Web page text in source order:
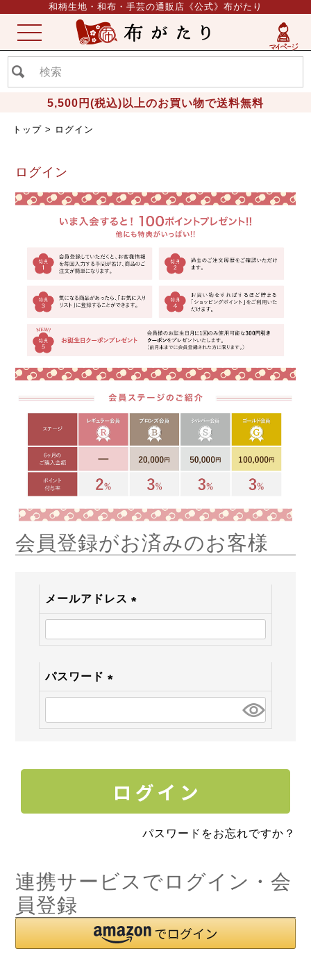
和柄生地・和布・手芸の通販店《公式》布がたり
5,500円(税込)以上のお買い物で送料無料
ME
NU
トップ ログイン
ログイン
会員登録がお済みのお客様
メールアドレス
(必
須)
パスワード
(必
パスワードをお忘れですか？
連携サービスでログイン・会
員登録